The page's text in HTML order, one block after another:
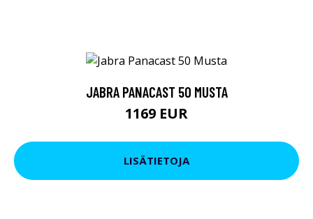
JABRA PANACAST 50 MUSTA
1169 EUR
LISÄTIETOJA